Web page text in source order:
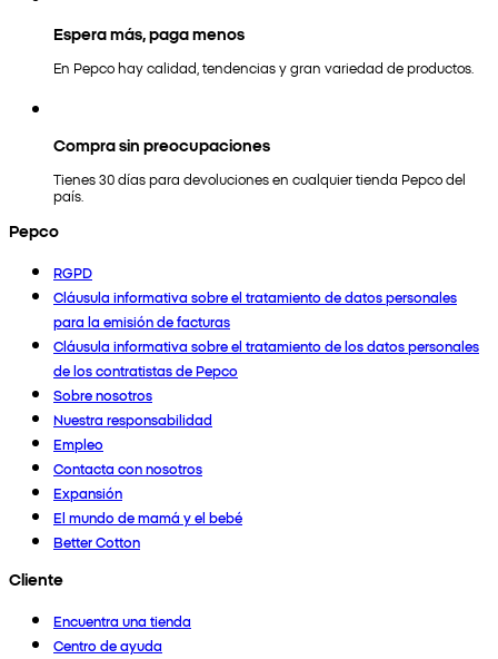
Espera más, paga menos
En Pepco hay calidad, tendencias y gran variedad de productos.
Compra sin preocupaciones
Tienes 30 días para devoluciones en cualquier tienda Pepco del
país.
Pepco
RGPD
Cláusula informativa sobre el tratamiento de datos personales
para la emisión de facturas
Cláusula informativa sobre el tratamiento de los datos personales
de los contratistas de Pepco
Sobre nosotros
Nuestra responsabilidad
Empleo
Contacta con nosotros
Expansión
El mundo de mamá y el bebé
Better Cotton
Cliente
Encuentra una tienda
Centro de ayuda